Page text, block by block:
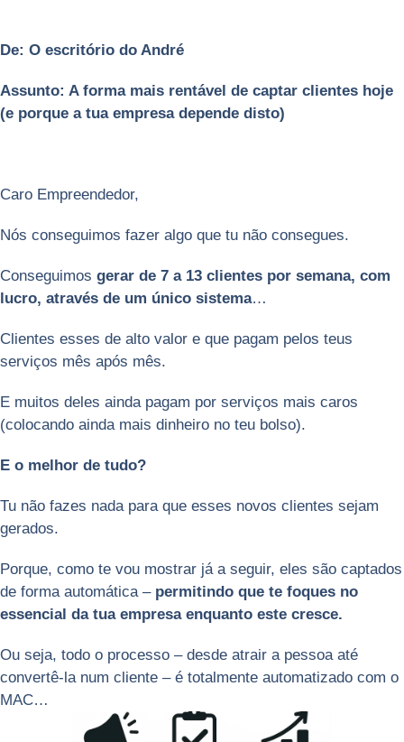
De: O escritório do André
Assunto: A forma mais rentável de captar clientes hoje
(e porque a tua empresa depende disto)
Caro Empreendedor,
Nós conseguimos fazer algo que tu não consegues.
Conseguimos gerar de 7 a 13 clientes por semana, com
lucro, através de um único sistema…
Clientes esses de alto valor e que pagam pelos teus
serviços mês após mês.
E muitos deles ainda pagam por serviços mais caros
(colocando ainda mais dinheiro no teu bolso).
E o melhor de tudo?
Tu não fazes nada para que esses novos clientes sejam
gerados.
Porque, como te vou mostrar já a seguir, eles são captados
de forma automática – permitindo que te foques no
essencial da tua empresa enquanto este cresce.
Ou seja, todo o processo – desde atrair a pessoa até
convertê-la num cliente – é totalmente automatizado com o
MAC…